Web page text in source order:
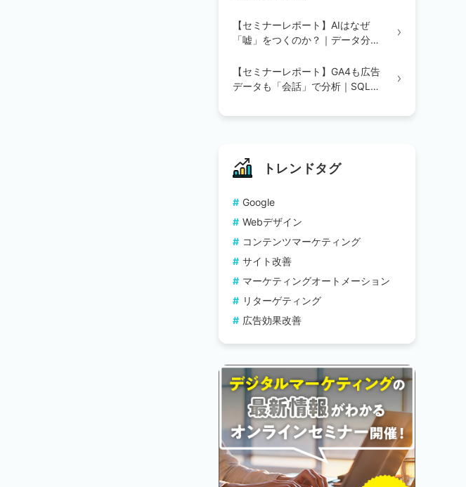
【セミナーレポート】AIはなぜ
「嘘」をつくのか？｜データ分析
要性
【セミナーレポート】GA4も広告
データも「会話」で分析｜SQL不
トレンドタグ
Google
Webデザイン
コンテンツマーケティング
サイト改善
マーケティングオートメーション
リターゲティング
広告効果改善